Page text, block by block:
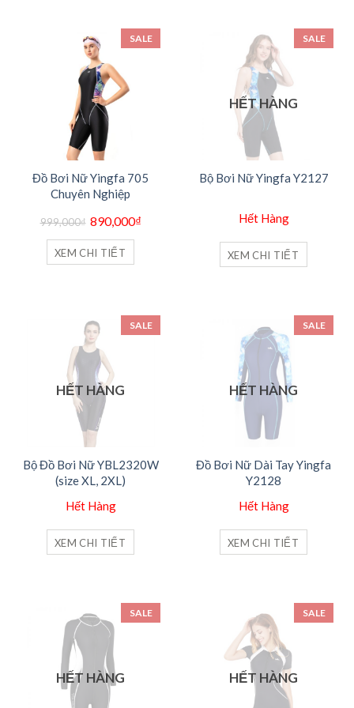
SALE
Đồ Bơi Nữ Yingfa 705
Chuyên Nghiệp
999,000₫
Giá
gốc
là:
999,000₫.
890,000₫Giá
hiện
XEM CHI TIẾT
SALE
HẾT HÀNG
Bộ Bơi Nữ Yingfa Y2127
Hết Hàng
XEM CHI TIẾT
SALE
HẾT HÀNG
Bộ Đồ Bơi Nữ YBL2320W
(size XL, 2XL)
Hết Hàng
XEM CHI TIẾT
SALE
HẾT HÀNG
Đồ Bơi Nữ Dài Tay Yingfa
Y2128
Hết Hàng
XEM CHI TIẾT
SALE
HẾT HÀNG
SALE
HẾT HÀNG